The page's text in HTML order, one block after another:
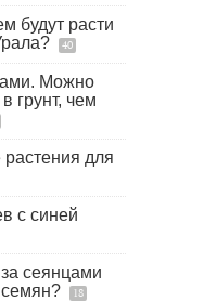
будут расти
40
Можно
грунт, чем
для
с синей
сеянцами
18